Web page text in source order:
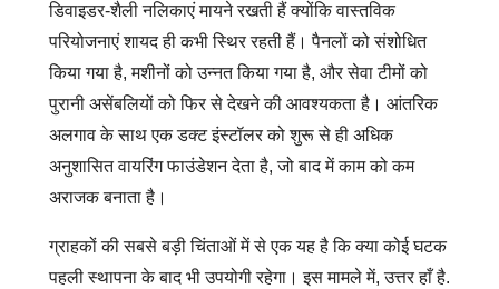
डिवाइडर-शैली नलिकाएं मायने रखती हैं क्योंकि वास्तविक
परियोजनाएं शायद ही कभी स्थिर रहती हैं। पैनलों को संशोधित
किया गया है, मशीनों को उन्नत किया गया है, और सेवा टीमों को
पुरानी असेंबलियों को फिर से देखने की आवश्यकता है। आंतरिक
अलगाव के साथ एक डक्ट इंस्टॉलर को शुरू से ही अधिक
अनुशासित वायरिंग फाउंडेशन देता है, जो बाद में काम को कम
अराजक बनाता है।
ग्राहकों की सबसे बड़ी चिंताओं में से एक यह है कि क्या कोई घटक
पहली स्थापना के बाद भी उपयोगी रहेगा। इस मामले में, उत्तर हाँ है.